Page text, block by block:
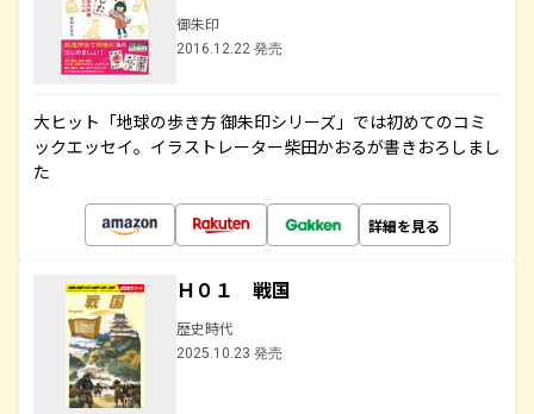
御朱印
2016.12.22 発売
大ヒット「地球の歩き方 御朱印シリーズ」では初めてのコミ
ックエッセイ。イラストレーター柴田かおるが書きおろしまし
た
詳細を見る
Ｈ０１ 戦国
歴史時代
2025.10.23 発売